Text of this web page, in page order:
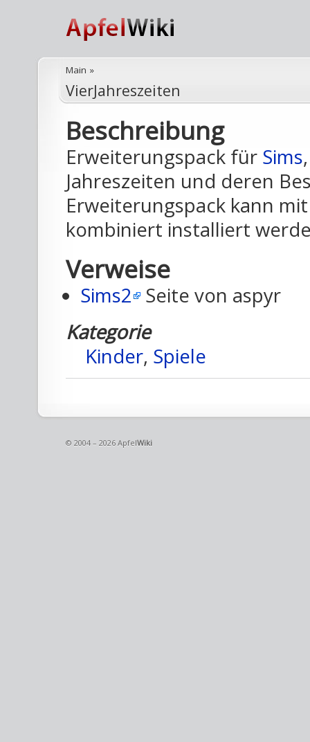
Main »
VierJahreszeiten
Beschreibung
Erweiterungspack für Sims
Jahreszeiten und deren
Erweiterungspack kann
kombiniert installiert
Verweise
Sims2 Seite von aspyr
Kategorie
Kinder, Spiele
© 2004 – 2026 ApfelWiki